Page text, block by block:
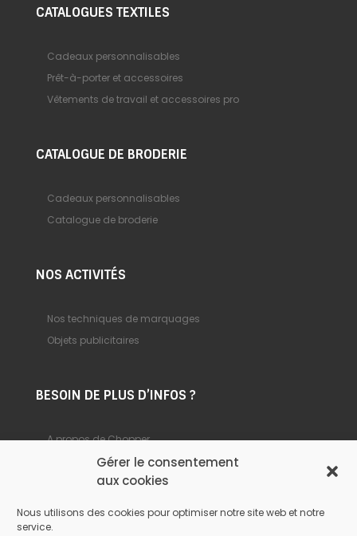
Gérer le consentement
aux cookies
Nous utilisons des cookies pour optimiser notre site web et notre
service.
CATALOGUES TEXTILES
Cadeaux personnalisables
Prêt-à-porter et accessoires
Vêtements de travail et accessoires pro
CATALOGUE DE BRODERIE
Cadeaux personnalisables
Catalogue de broderie
NOS ACTIVITÉS
Nos techniques de marquages
Objets publicitaires
BESOIN DE PLUS D’INFOS ?
A propos de Chopper
Foire aux questions
Nous contacter